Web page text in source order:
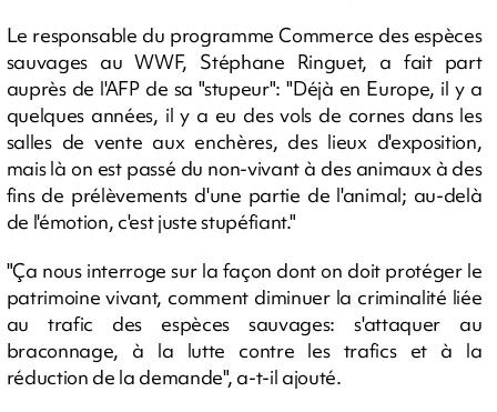
Le responsable du programme Commerce des espèces
sauvages au WWF, Stéphane Ringuet, a fait part
auprès de l'AFP de sa "stupeur": "Déjà en Europe, il y a
quelques années, il y a eu des vols de cornes dans les
salles de vente aux enchères, des lieux d'exposition,
mais là on est passé du non-vivant à des animaux à des
fins de prélèvements d'une partie de l'animal; au-delà
de l'émotion, c'est juste stupéfiant."
"Ça nous interroge sur la façon dont on doit protéger le
patrimoine vivant, comment diminuer la criminalité liée
au trafic des espèces sauvages: s'attaquer au
braconnage, à la lutte contre les trafics et à la
réduction de la demande", a-t-il ajouté.